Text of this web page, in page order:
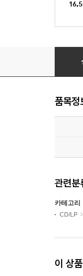
Bon
품목정
관련분
카테고리
CD/LP
이 상